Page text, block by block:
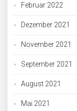
Februar 2022
Dezember 2021
November 2021
September 2021
August 2021
Mai 2021